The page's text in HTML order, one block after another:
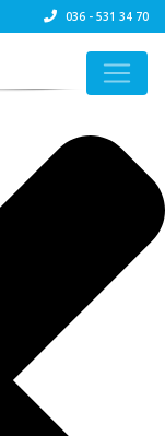
036 - 531 34 70